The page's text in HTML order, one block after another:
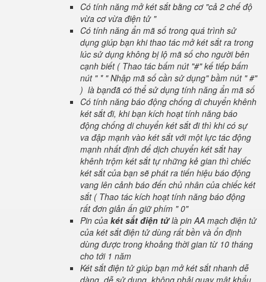
Có tính năng mở két sắt bằng cơ "cả 2 chế độ
vừa cơ vừa điện tử "
Có tính năng ẩn mã số trong quá trình sử
dụng giúp bạn khi thao tác mở két sắt ra trong
lúc sử dụng không bị lộ mã số cho người bên
cạnh biết ( Thao tác bấm nút "#" kế tiếp bấm
nút " * " Nhập mã số cần sử dụng" bầm nút " #"
) là bạnđã có thể sử dụng tính năng ẩn mã số
Có tính năng báo động chống di chuyển khênh
két sắt đi, khi bạn kích hoạt tính năng báo
động chống di chuyển két sắt đi thì khi có sự
va đập mạnh vào két sắt với một lực tác động
mạnh nhất định để dịch chuyển két sắt hay
khênh trộm két sắt tự những kẻ gian thì chiếc
két sắt của bạn sẽ phát ra tiến hiệu báo động
vang lên cảnh báo đến chủ nhân của chiếc két
sắt ( Thao tác kích hoạt tính năng báo động
rất đơn giản ấn giữ phím " 0"
Pin của két sắt điện tửlà pin AA mạch điện tử
của két sắt điện tử dùng rất bền và ổn định
dùng được trong khoảng thời gian từ 10 tháng
cho tới 1 năm
Két sắt điện tử giúp bạn mở két sắt nhanh dễ
dàng, dễ sử dụng, không phải quay mật khẩu